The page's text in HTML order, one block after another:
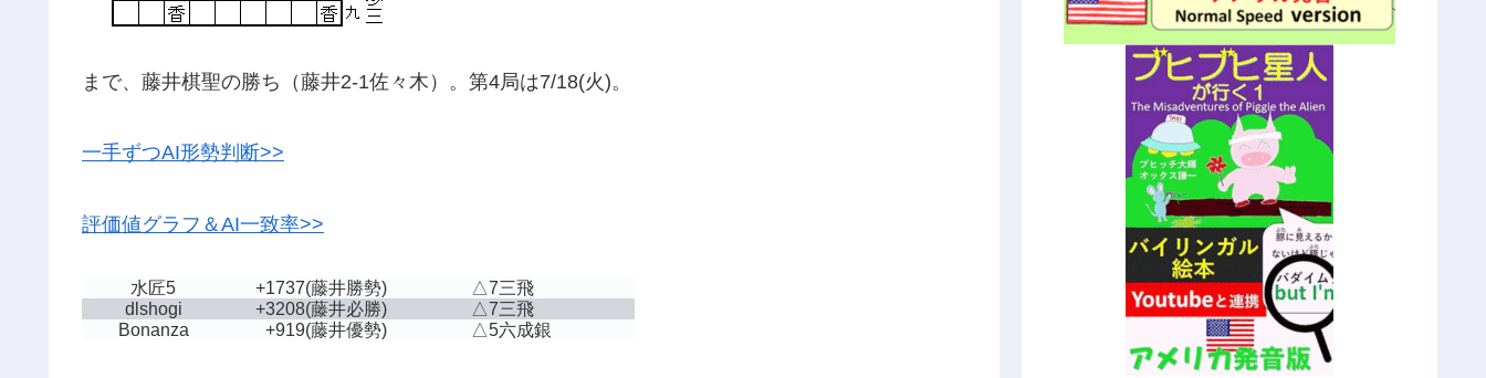
まで、藤井棋聖の勝ち（藤井2-1佐々木）。第4局は7/18(火)。
一手ずつAI形勢判断>>
評価値グラフ＆AI一致率>>
水匠5 +1737(藤井勝勢)
△7三飛
dlshogi
+3208(藤井必勝)
△7三飛
Bonanza
+919(藤井優勢) △5六成銀